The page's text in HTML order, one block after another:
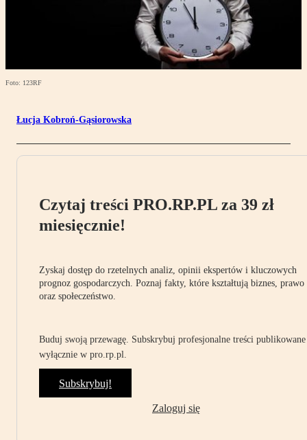
Foto: 123RF
Łucja Kobroń-Gąsiorowska
Czytaj treści PRO.RP.PL za 39 zł
miesięcznie!
Zyskaj dostęp do rzetelnych analiz, opinii ekspertów i kluczowych
prognoz gospodarczych. Poznaj fakty, które kształtują biznes, prawo
oraz społeczeństwo.
Buduj swoją przewagę. Subskrybuj profesjonalne treści publikowane
wyłącznie w pro.rp.pl.
Subskrybuj!
Zaloguj się